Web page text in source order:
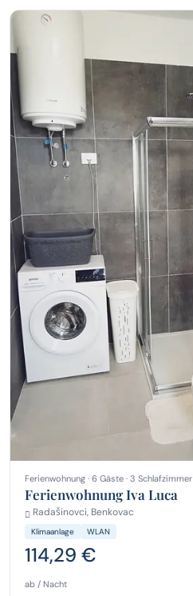
Ferienwohnung · 6 Gäste · 3 Schlafzimmer
Ferienwohnung Iva Luca
Radašinovci, Benkovac
Klimaanlage WLAN
114,29 €
ab / Nacht